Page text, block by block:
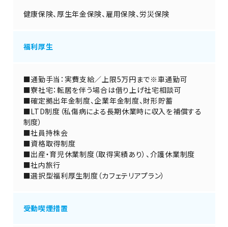
健康保険、厚生年金保険、雇用保険、労災保険
福利厚生
■通勤手当：実費支給／上限5万円まで※車通勤可
■寮社宅：転居を伴う場合は借り上げ社宅相談可
■確定拠出年金制度、企業年金制度、財形貯蓄
■LTD制度（私傷病による長期休業時に収入を補償する
制度）
■社員持株会
■資格取得制度
■出産・育児休業制度（取得実績あり）、介護休業制度
■社内旅行
■選択型福利厚生制度（カフェテリアプラン）
受動喫煙措置